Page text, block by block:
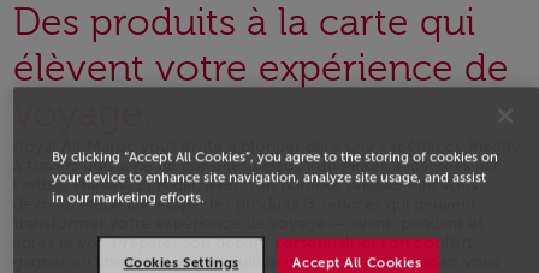
Des produits à la carte qui
élèvent votre expérience de
à travers une série de capsules vidéos inspirantes, incarnées par
l’artiste Hanane El Fadili. Avec son humour unique, elle vous
dévoile, étape par étape, les produits & services qui peuvent
après le vol. Préparer son départ, personnaliser son confort,
gagner en liberté ou en tranquillité d’esprit : chaque vidéo vous
By clicking “Accept All Cookies”, you agree to the storing of cookies on
your device to enhance site navigation, analyze site usage, and assist
in our marketing efforts.
Accept All Cookies
Cookies Settings